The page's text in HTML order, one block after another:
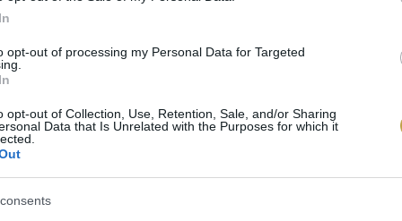
opt-out of processing my Personal Data for Targeted
opt-out of Collection, Use, Retention, Sale, and/or Sharing
Data that Is Unrelated with the Purposes for which it
az 1896-ban kiadott
A filoxera által
a gohért már nem ajánlják Tokajba. Mindazonáltal
újra beszivárgott. Olyannyira, hogy a
említi, mint tokaji fajtát.
nem sikerült befutnia. A második világháború után
kísérleteknél számoltak vele.
viselő és korábban érő szőlőt akartak létrehozni.